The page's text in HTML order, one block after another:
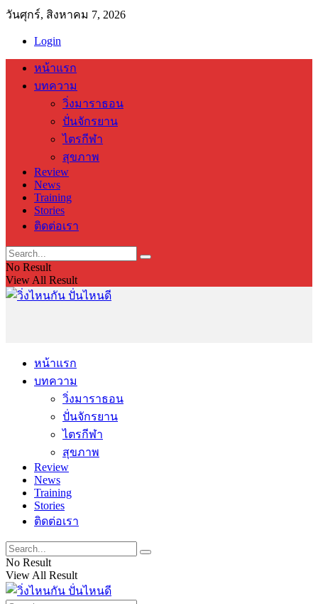
วันศุกร์, สิงหาคม 7, 2026
Login
หน้าแรก
บทความ
วิ่งมาราธอน
ปั่นจักรยาน
ไตรกีฬา
สุขภาพ
Review
News
Training
Stories
ติดต่อเรา
No Result
View All Result
หน้าแรก
บทความ
วิ่งมาราธอน
ปั่นจักรยาน
ไตรกีฬา
สุขภาพ
Review
News
Training
Stories
ติดต่อเรา
No Result
View All Result